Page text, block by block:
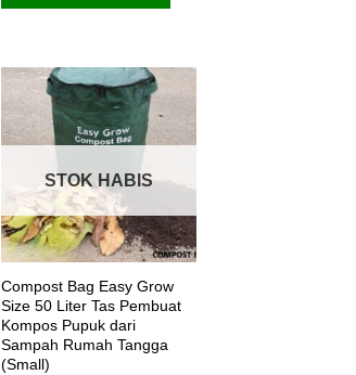
STOK HABIS
Compost Bag Easy Grow
Size 50 Liter Tas Pembuat
Kompos Pupuk dari
Sampah Rumah Tangga
(Small)